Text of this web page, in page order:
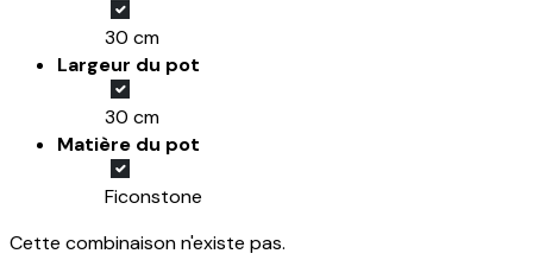
30 cm
Largeur du pot
30 cm
Matière du pot
Ficonstone
Cette combinaison n'existe pas.